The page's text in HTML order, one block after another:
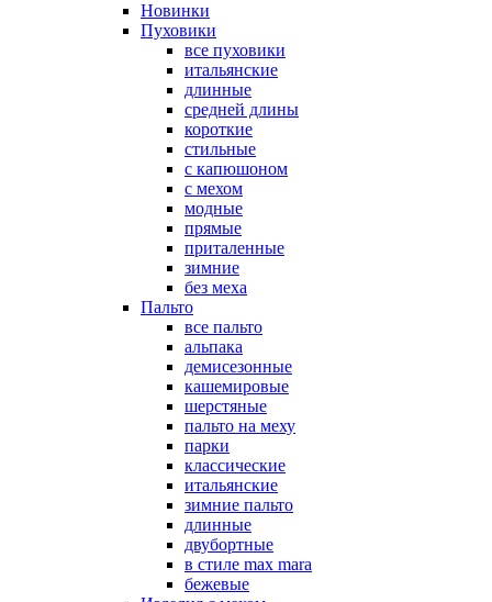
Новинки
Пуховики
все пуховики
итальянские
длинные
средней длины
короткие
стильные
с капюшоном
с мехом
модные
прямые
приталенные
зимние
без меха
Пальто
все пальто
альпака
демисезонные
кашемировые
шерстяные
пальто на меху
парки
классические
итальянские
зимние пальто
длинные
двубортные
в стиле max mara
бежевые